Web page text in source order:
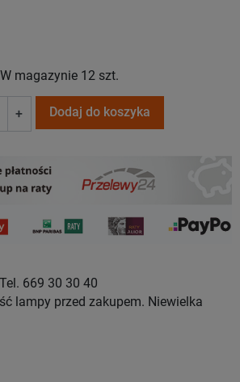
W magazynie 12 szt.
+ Dodaj do koszyka
669 30 30 40
lampy przed zakupem. Niewielka